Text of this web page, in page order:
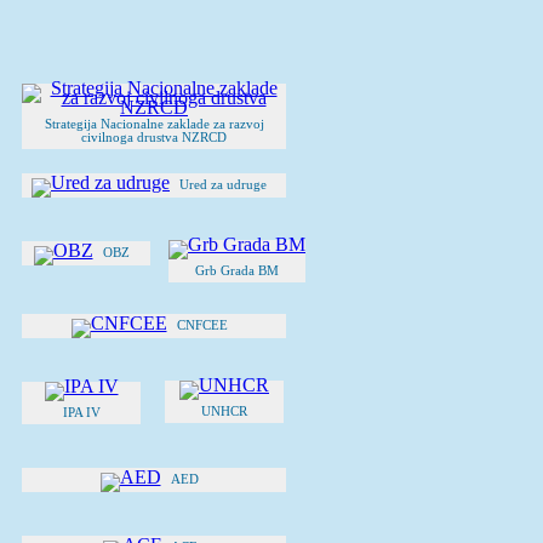
Strategija Nacionalne zaklade za razvoj
civilnoga drustva NZRCD
Ured za udruge
OBZ
Grb Grada BM
CNFCEE
IPA IV UNHCR
AED